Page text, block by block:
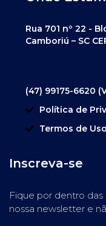
Rua 701 nº 22 -
Camboriú – SC
(47) 99175-6620
Política de
Termos de Uso
Inscreva-se
Fique por dentro das
nossa newsletter e